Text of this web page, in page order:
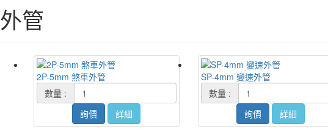
外管
2P-5mm 煞車外管
數量 :
詢價
詳細
SP-4mm 變速外管
數量 :
詢價
詳細